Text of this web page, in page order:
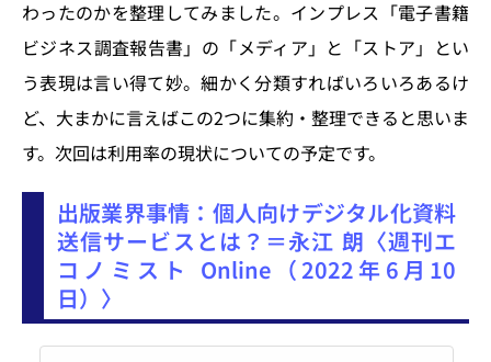
しょう。第1章の「表現と伝達の
プロセス」で...
わったのかを整理してみました。インプレス「電子書籍
ビジネス調査報告書」の「メディア」と「ストア」とい
う表現は言い得て妙。細かく分類すればいろいろあるけ
ど、大まかに言えばこの2つに集約・整理できると思いま
す。次回は利用率の現状についての予定です。
出版業界事情：個人向けデジタル化資料
送信サービスとは？＝永江 朗〈週刊エ
コノミスト Online（2022年6月10
日）〉